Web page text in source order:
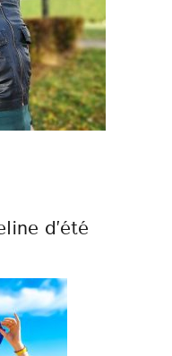
d’été